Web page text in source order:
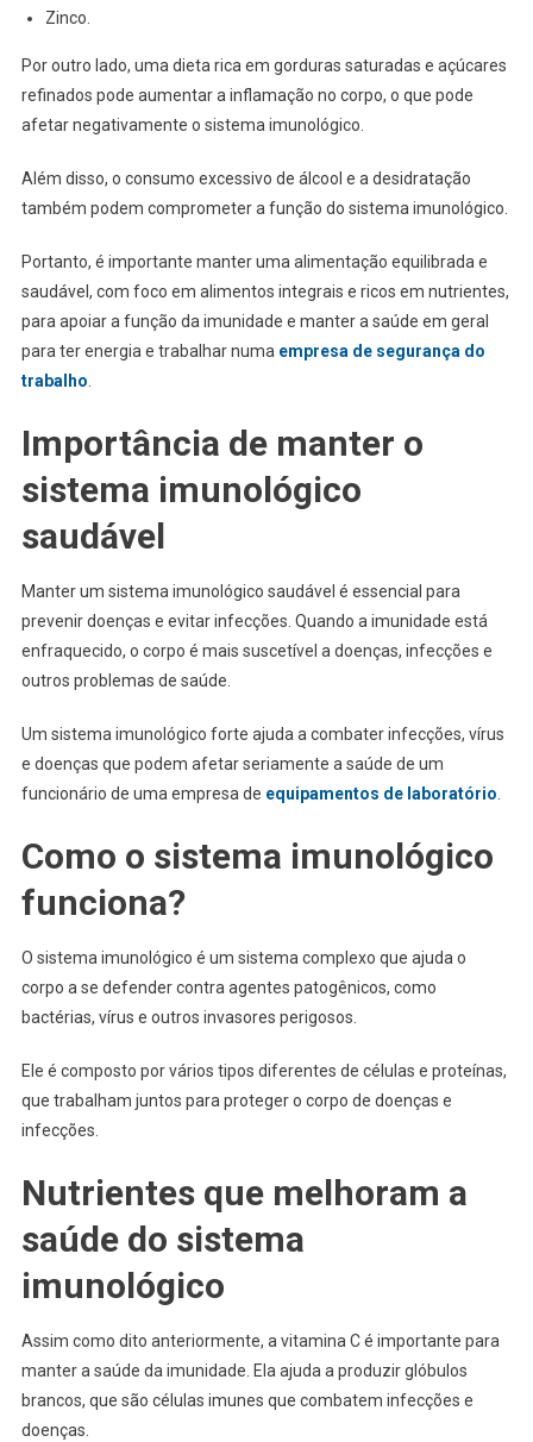
Zinco.
Por outro lado, uma dieta rica em gorduras saturadas e açúcares
refinados pode aumentar a inflamação no corpo, o que pode
afetar negativamente o sistema imunológico.
Além disso, o consumo excessivo de álcool e a desidratação
também podem comprometer a função do sistema imunológico.
Portanto, é importante manter uma alimentação equilibrada e
saudável, com foco em alimentos integrais e ricos em nutrientes,
para apoiar a função da imunidade e manter a saúde em geral
para ter energia e trabalhar numa empresa de segurança do
trabalho
Importância de manter o
sistema imunológico
saudável
Manter um sistema imunológico saudável é essencial para
prevenir doenças e evitar infecções. Quando a imunidade está
enfraquecido, o corpo é mais suscetível a doenças, infecções e
outros problemas de saúde.
Um sistema imunológico forte ajuda a combater infecções, vírus
e doenças que podem afetar seriamente a saúde de um
funcionário de uma empresa de equipamentos de laboratório
Como o sistema imunológico
funciona?
O sistema imunológico é um sistema complexo que ajuda o
corpo a se defender contra agentes patogênicos, como
bactérias, vírus e outros invasores perigosos.
Ele é composto por vários tipos diferentes de células e proteínas,
que trabalham juntos para proteger o corpo de doenças e
infecções.
Nutrientes que melhoram a
saúde do sistema
imunológico
Assim como dito anteriormente, a vitamina C é importante para
manter a saúde da imunidade. Ela ajuda a produzir glóbulos
brancos, que são células imunes que combatem infecções e
doenças.